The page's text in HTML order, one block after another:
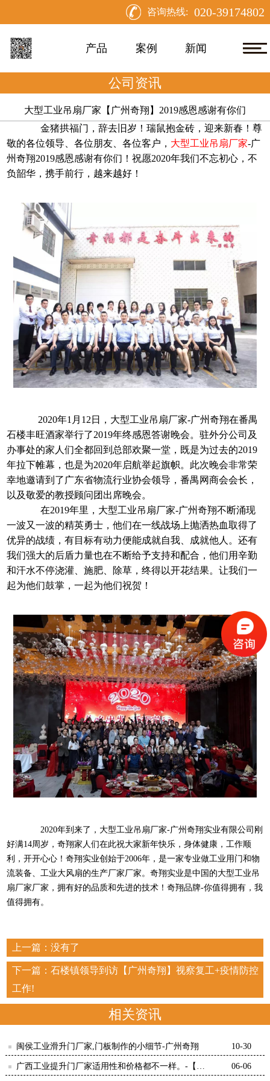
咨询热线: 020-39174802
产品 案例 新闻
公司资讯
大型工业吊扇厂家【广州奇翔】2019感恩感谢有你们
金猪拱福门，辞去旧岁！瑞鼠抱金砖，迎来新春！尊
敬的各位领导、各位朋友、各位客户， 大型工业吊扇厂家-广
州奇翔2019感恩感谢有你们！祝愿2020年我们不忘初心，不
负韶华，携手前行，越来越好！
2020年1月12日，大型工业吊扇厂家-广州奇翔在番禺
石楼丰旺酒家举行了2019年终感恩答谢晚会。驻外分公司及
办事处的家人们全都回到总部欢聚一堂，既是为过去的2019
年拉下帷幕，也是为2020年启航举起旗帜。此次晚会非常荣
幸地邀请到了广东省物流行业协会领导，番禺网商会会长，
以及敬爱的教授顾问团出席晚会。
在2019年里，大型工业吊扇厂家-广州奇翔不断涌现
一波又一波的精英勇士，他们在一线战场上抛洒热血取得了
优异的战绩，有目标有动力便能成就自我、成就他人。还有
我们强大的后盾力量也在不断给予支持和配合，他们用辛勤
和汗水不停浇灌、施肥、除草，终得以开花结果。让我们一
起为他们鼓掌，一起为他们祝贺！
2020年到来了，大型工业吊扇厂家-广州奇翔实业有限公司刚
好满14周岁，奇翔家人们在此祝大家新年快乐，身体健康，工作顺
利，开开心心！奇翔实业创始于2006年，是一家专业做工业用门和物
流装备、工业大风扇的生产厂家厂家。奇翔实业是中国的大型工业吊
扇厂家厂家，拥有好的品质和先进的技术！奇翔品牌-你值得拥有，我
值得拥有。
上一篇：没有了
下一篇： 石楼镇领导到访【广州奇翔】视察复工+疫情防控
工作!
相关资讯
闽侯工业滑升门厂家,门板制作的小细节-广州奇翔 10-30
广西工业提升门厂家适用性和价格都不一样。-【广
06-06